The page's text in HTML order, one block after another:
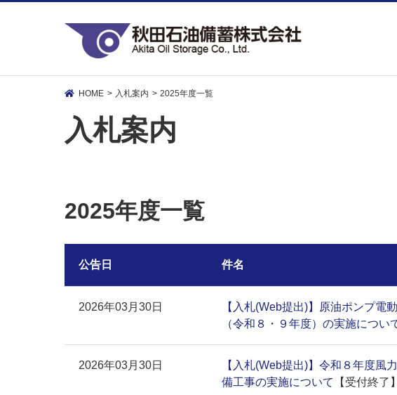
HOME 入札案内 2025年度一覧
入札案内
2025年度一覧
公告日 件名
2026年03月30日
【入札(Web提出)】原油ポンプ電
（令和８・９年度）の実施につい
2026年03月30日
【入札(Web提出)】令和８年度風
備工事の実施について
【受付終了】